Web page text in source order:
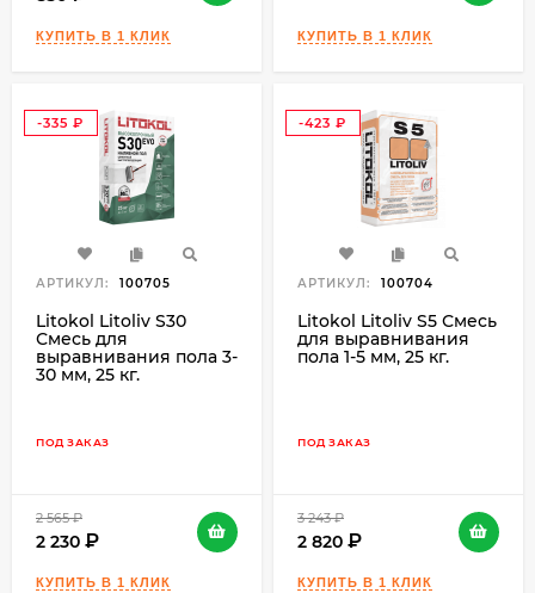
-335
АРТИКУЛ: 100705
Litokol Litoliv S30
Смесь для
выравнивания пола 3-
30 мм, 25 кг.
ПОД ЗАКАЗ
2 565
2 230
-423
АРТИКУЛ: 100704
Litokol Litoliv S5 Смесь
для выравнивания
пола 1-5 мм, 25 кг.
ПОД ЗАКАЗ
3 243
2 820